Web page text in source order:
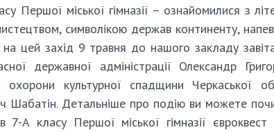
Першої міської гімназії – ознайомилися з
символікою держав континенту,
цей захід 9 травня до нашого закладу
державної адміністрації Олександр
охорони культурної спадщини Черкаської
Шабатін. Детальніше про подію ви можете
7-А класу Першої міської гімназії